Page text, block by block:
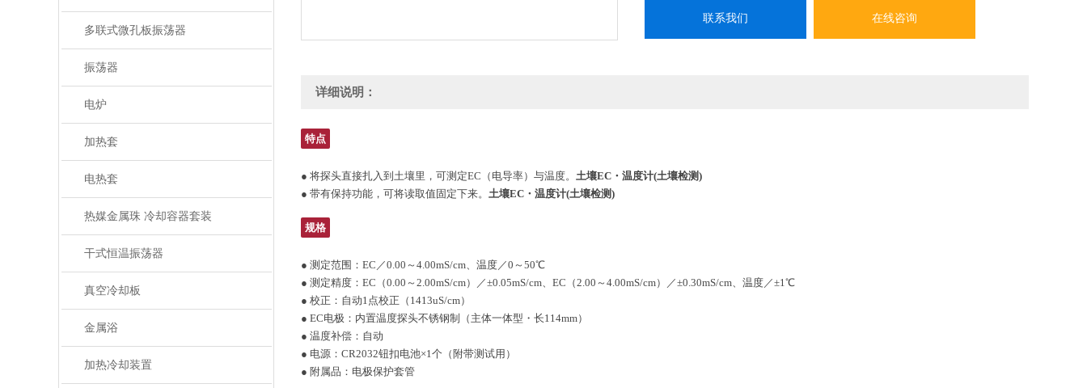
多联式微孔板振荡器
振荡器
电炉
加热套
电热套
热媒金属珠 冷却容器套装
干式恒温振荡器
真空冷却板
金属浴
加热冷却装置
联系我们 在线咨询
详细说明：
特点
● 将探头直接扎入到土壤里，可测定EC（电导率）与温度。 土壤EC・温度计(土壤检测)
● 带有保持功能，可将读取值固定下来。 土壤EC・温度计(土壤检测)
规格
● 测定范围：EC／0.00～4.00mS/cm、温度／0～50℃
● 测定精度：EC（0.00～2.00mS/cm）／±0.05mS/cm、EC（2.00～4.00mS/cm）／±0.30mS/cm、温度／±1℃
● 校正：自动1点校正（1413uS/cm）
● EC电极：内置温度探头不锈钢制（主体一体型・长114mm）
● 温度补偿：自动
● 电源：CR2032钮扣电池×1个（附带测试用）
● 附属品：电极保护套管